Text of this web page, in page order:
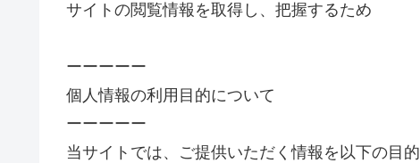
サイトの閲覧情報を取得し、把握するため
ーーーーー
個人情報の利用目的について
ーーーーー
当サイトでは、ご提供いただく情報を以下の目